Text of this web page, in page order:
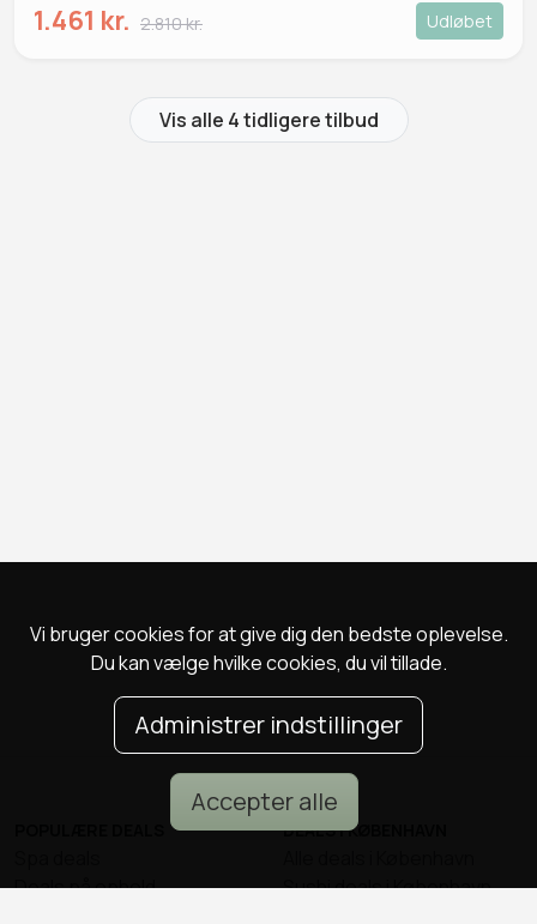
Vi bruger cookies for at give dig den bedste oplevelse.
Du kan vælge hvilke cookies, du vil tillade.
Administrer indstillinger
Accepter alle
1.461 kr. 2.810 kr. Udløbet
Vis alle 4 tidligere tilbud
Deals på ophold
DEALS I KØBENHAVN
Sushi deals i København